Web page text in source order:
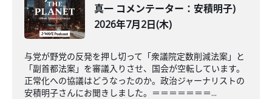
真一 コメンテーター：安積明子)
2026年7月2日(木)
与党が野党の反発を押し切って「衆議院定数削減法案」と
「副首都法案」を審議入りさせ、国会が空転しています。
正常化への協議はどうなったのか。政治ジャーナリストの
安積明子さんにお聞きしました。＝＝＝＝＝＝＝...